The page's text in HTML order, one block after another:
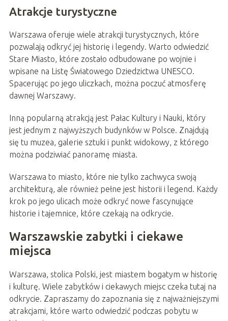
Atrakcje turystyczne
Warszawa oferuje wiele atrakcji turystycznych, które
pozwalają odkryć jej historię i legendy. Warto odwiedzić
Stare Miasto, które zostało odbudowane po wojnie i
wpisane na Listę Światowego Dziedzictwa UNESCO.
Spacerując po jego uliczkach, można poczuć atmosferę
dawnej Warszawy.
Inną popularną atrakcją jest Pałac Kultury i Nauki, który
jest jednym z najwyższych budynków w Polsce. Znajdują
się tu muzea, galerie sztuki i punkt widokowy, z którego
można podziwiać panoramę miasta.
Warszawa to miasto, które nie tylko zachwyca swoją
architekturą, ale również pełne jest historii i legend. Każdy
krok po jego ulicach może odkryć nowe fascynujące
historie i tajemnice, które czekają na odkrycie.
Warszawskie zabytki i ciekawe
miejsca
Warszawa, stolica Polski, jest miastem bogatym w historię
i kulturę. Wiele zabytków i ciekawych miejsc czeka tutaj na
odkrycie. Zapraszamy do zapoznania się z najważniejszymi
atrakcjami, które warto odwiedzić podczas pobytu w